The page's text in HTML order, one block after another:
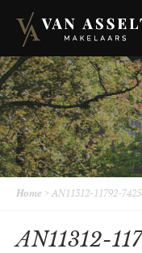
Home >AN11312-11792-
AN11312-